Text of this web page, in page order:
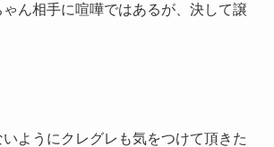
ん相手に喧嘩ではあるが、決して譲
ようにクレグレも気をつけて頂きた